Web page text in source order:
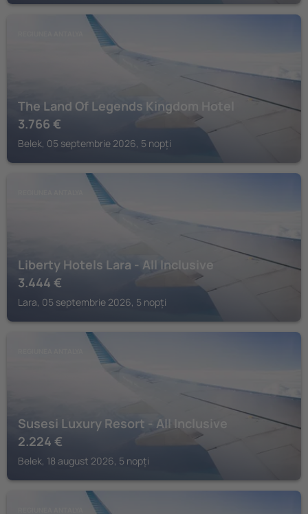
The Land Of Legends Kingdom Hotel
3.766 €
Belek, 05 septembrie 2026, 5 nopți
Liberty Hotels Lara - All Inclusive
3.444 €
Lara, 05 septembrie 2026, 5 nopți
Susesi Luxury Resort - All Inclusive
2.224 €
Belek, 18 august 2026, 5 nopți